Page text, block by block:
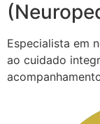
Especialista em
ao cuidado